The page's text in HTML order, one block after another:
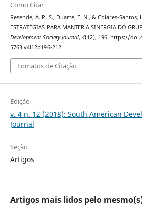
Como Citar
Resende, A. P. S., Duarte, F. N., & Colares-Santos,
ESTRATÉGIAS PARA MANTER A SINERGIA DO
Development Society Journal, 4(12), 196. https://
5763.v4i12p196-212
Fomatos de Citação
Edição
v. 4 n. 12 (2018): South American
Journal
Seção
Artigos
Artigos mais lidos pelo